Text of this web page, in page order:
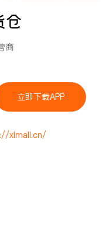
商
立即下载APP
xlmall.cn/